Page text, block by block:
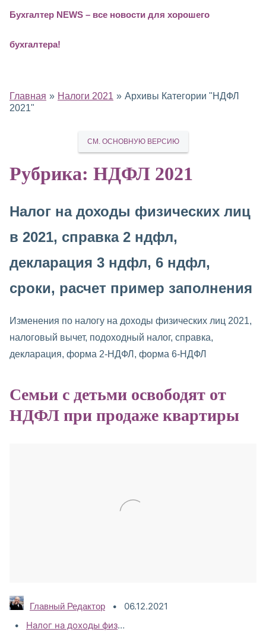
Бухгалтер NEWS – все новости для хорошего
бухгалтера!
Главная Налоги 2021
Архивы Категории "НДФЛ
2021"
СМ. ОСНОВНУЮ ВЕРСИЮ
Рубрика: НДФЛ 2021
Налог на доходы физических лиц
в 2021, справка 2 ндфл,
декларация 3 ндфл, 6 ндфл,
сроки, расчет пример заполнения
Изменения по налогу на доходы физических лиц 2021,
налоговый вычет, подоходный налог, справка,
декларация, форма 2-НДФЛ, форма 6-НДФЛ
Семьи с детьми освободят от
НДФЛ при продаже квартиры
Главный Редактор
06.12.2021
Категории:
Налог на доходы физических лиц (НДФЛ)